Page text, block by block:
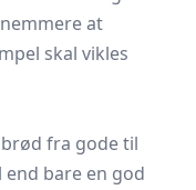
at
skal vikles
fra gode til
bare en god